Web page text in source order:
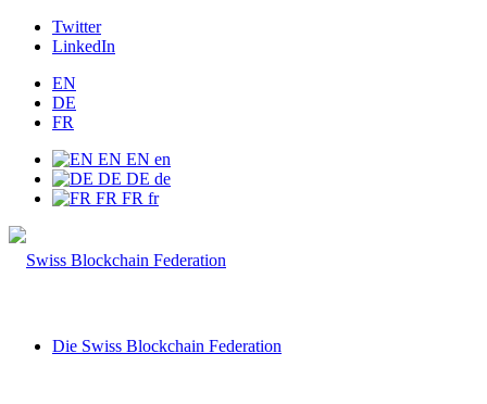
Twitter
LinkedIn
EN
DE
FR
EN EN en
DE DE de
FR FR fr
Die Swiss Blockchain Federation